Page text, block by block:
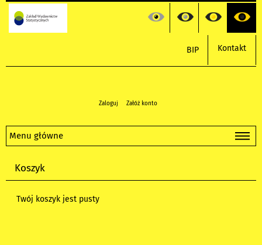
BIP Kontakt
Zaloguj Załóż konto
Menu główne
Koszyk
Twój koszyk jest pusty